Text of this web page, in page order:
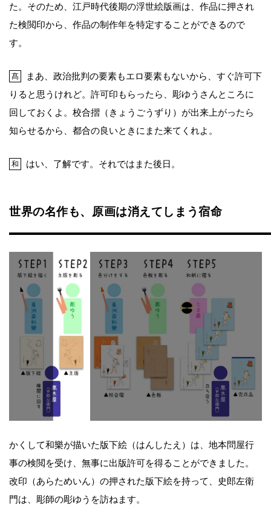
た。そのため、江戸時代後期の浮世絵版画は、作品に押され
た検閲印から、作品の制作年を特定することができるので
す。
髙
まあ、政治批判の要素もエロ要素もないから、すぐ許可下
りると思うけれど。許可印もらったら、彫ゆうさんところに
回しておくよ。校合摺（きょうごうずり）が出来上がったら
知らせるから、都合の良いときにまた来てくれよ。
和 はい、了解です。それではまた後日。
世界の名作も、原画は消えてしまう宿命
かくして和樂が描いた版下絵（はんしたえ）は、地本問屋行
事の検閲を受け、無事に出版許可を得ることができました。
改印（あらためいん）の押された版下絵を持って、史郎左衛
門は、彫師の彫ゆうを訪ねます。